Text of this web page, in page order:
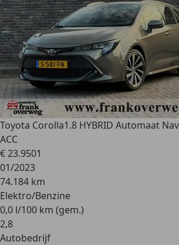
Toyota Corolla1.8 HYBRID Automaat
ACC
€ 23.9501
01/2023
74.184 km
Elektro/Benzine
0,0 l/100 km (gem.)
2,8
Autobedrijf